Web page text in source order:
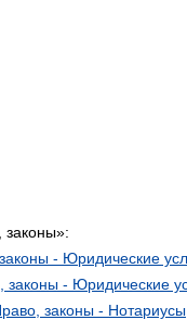
законы»:
- Юридические
- Юридические
законы - Нотариусы